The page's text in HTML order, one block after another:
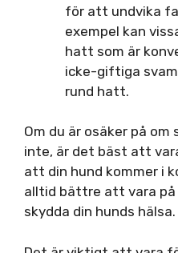
för att undvika
exempel kan
hatt som är
icke-giftiga
rund hatt.
Om du är osäker på
inte, är det bäst att
att din hund kommer i
alltid bättre att vara på
skydda din hunds hälsa.